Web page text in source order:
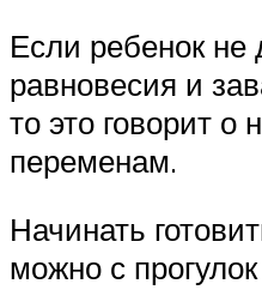
Если ребенок не
равновесия и
то это говорит о
переменам.
Начинать
можно с